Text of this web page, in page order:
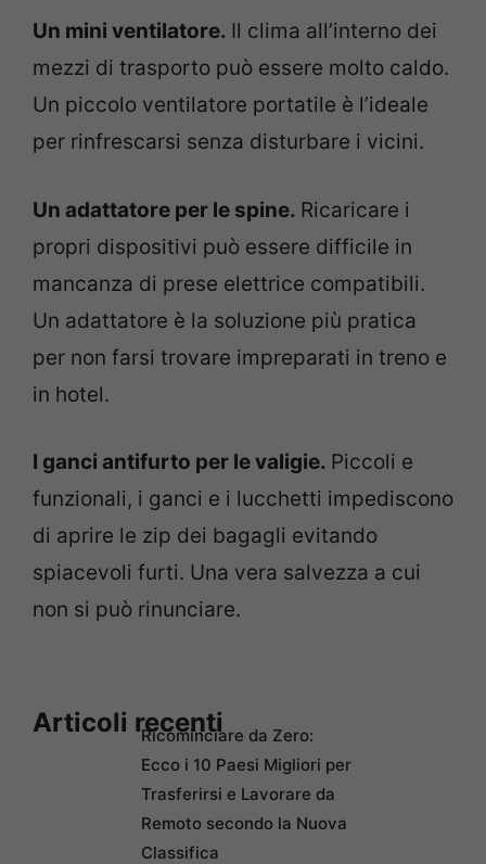
Un mini ventilatore. Il clima all’interno dei
mezzi di trasporto può essere molto caldo.
Un piccolo ventilatore portatile è l’ideale
per rinfrescarsi senza disturbare i vicini.
Un adattatore per le spine. Ricaricare i
propri dispositivi può essere difficile in
mancanza di prese elettrice compatibili.
Un adattatore è la soluzione più pratica
per non farsi trovare impreparati in treno e
in hotel.
I ganci antifurto per le valigie. Piccoli e
funzionali, i ganci e i lucchetti impediscono
di aprire le zip dei bagagli evitando
spiacevoli furti. Una vera salvezza a cui
non si può rinunciare.
Articoli recentiRicominciare da Zero:
Ecco i 10 Paesi Migliori per
Trasferirsi e Lavorare da
Remoto secondo la Nuova
Classifica